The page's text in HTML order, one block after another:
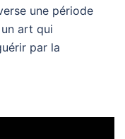
une période
art qui
par la